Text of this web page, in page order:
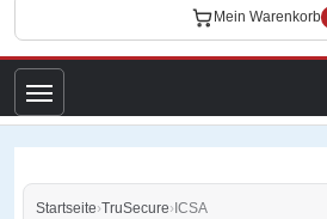
Mein Warenkorb
Startseite›TruSecure›ICSA